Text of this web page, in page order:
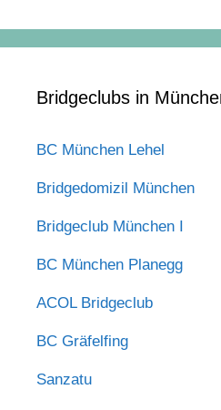
Bridgeclubs in
BC München Lehel
Bridgedomizil München
Bridgeclub München I
BC München Planegg
ACOL Bridgeclub
BC Gräfelfing
Sanzatu